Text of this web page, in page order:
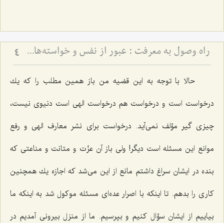
راه وصول به معرفت :‌ عبور از نفس و خواسته‏‌هاى آن‏ 4
حالا با توجه به این قضیه من باز همین مطلب را كه یك
درخواست است و درخواست هم درخواست الهی است دنیوی نیست،
چیزی گیر مؤلف نمی‌آید. درخواست برای نشر معارف الهی و رفع
موانع این مسئله است دیگر! ولی باز آن عزّت و متانت و مناعتی كه
بنده در ایشان سراغ داشتم مانع از این می‌شد كه اجازه یك همچنین
كاری را بدهم. تا اینكه با اصرار عده‌ای مسئله موكول شد به اینكه ما
بیاییم از ایشان سؤال كنیم و بپرسیم. ما از منزل بیرونی آمدیم در